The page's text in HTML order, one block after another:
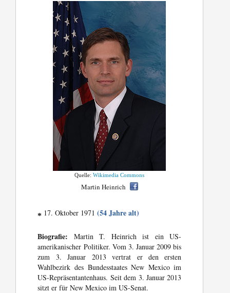
Quelle:Wikimedia Commons
Martin Heinrich
* 17. Oktober 1971(54 Jahre alt)
Biografie: Martin T. Heinrich ist ein US-
amerikanischer Politiker. Vom 3. Januar 2009 bis
zum 3. Januar 2013 vertrat er den ersten
Wahlbezirk des Bundesstaates New Mexico im
US-Repräsentantenhaus. Seit dem 3. Januar 2013
sitzt er für New Mexico im US-Senat.